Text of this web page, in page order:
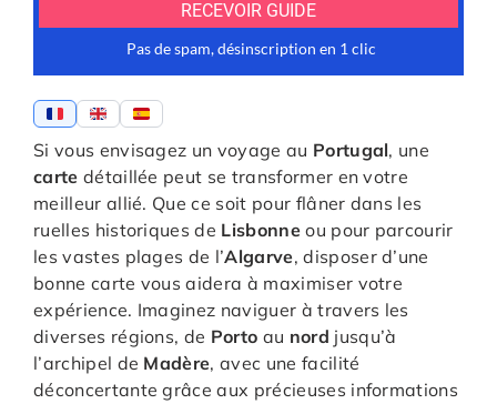
Si vous envisagez un voyage au Portugal, une
carte détaillée peut se transformer en votre
meilleur allié. Que ce soit pour flâner dans les
ruelles historiques de Lisbonneou pour parcourir
les vastes plages de l’Algarve, disposer d’une
bonne carte vous aidera à maximiser votre
expérience. Imaginez naviguer à travers les
diverses régions, de Porto au nord jusqu’à
l’archipel de Madère, avec une facilité
déconcertante grâce aux précieuses informations